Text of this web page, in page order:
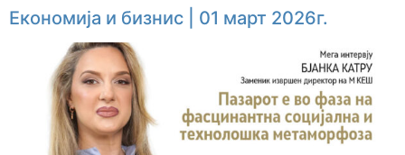
Економија и бизнис | 01 март 2026г.